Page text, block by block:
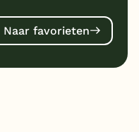
Naar favorieten